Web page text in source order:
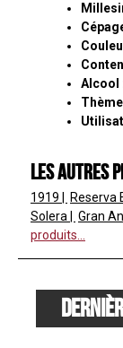
Alcool
Les autres
1919 Reserva
Solera
Gran
produits...